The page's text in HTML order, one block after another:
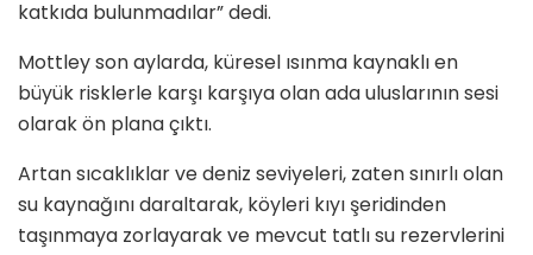
katkıda bulunmadılar” dedi.
Mottley son aylarda, küresel ısınma kaynaklı en
büyük risklerle karşı karşıya olan ada uluslarının sesi
olarak ön plana çıktı.
Artan sıcaklıklar ve deniz seviyeleri, zaten sınırlı olan
su kaynağını daraltarak, köyleri kıyı şeridinden
taşınmaya zorlayarak ve mevcut tatlı su rezervlerini